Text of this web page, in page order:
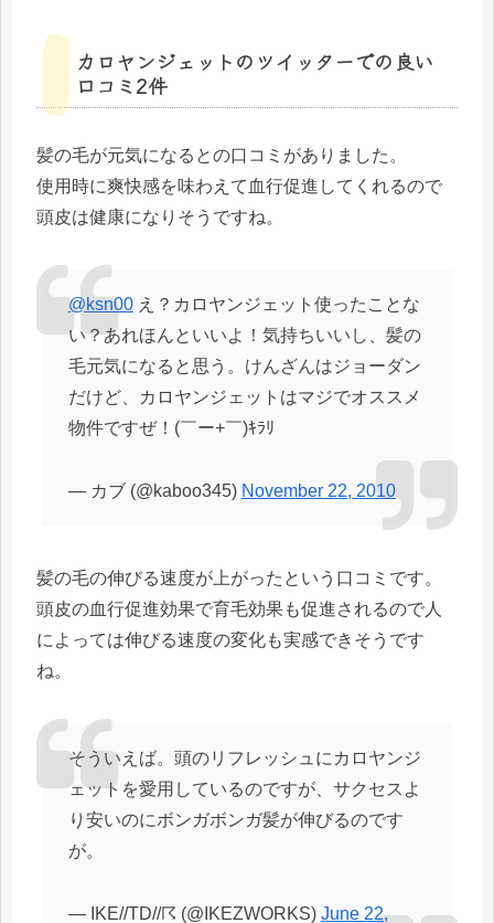
カロヤンジェットのツイッターでの良い
口コミ2件
髪の毛が元気になるとの口コミがありました。
使用時に爽快感を味わえて血行促進してくれるので
頭皮は健康になりそうですね。
@ksn00え？カロヤンジェット使ったことな
い？あれほんといいよ！気持ちいいし、髪の
毛元気になると思う。けんざんはジョーダン
だけど、カロヤンジェットはマジでオススメ
物件ですぜ！(￣ー+￣)ｷﾗﾘ
— カブ (@kaboo345) November 22, 2010
髪の毛の伸びる速度が上がったという口コミです。
頭皮の血行促進効果で育毛効果も促進されるので人
によっては伸びる速度の変化も実感できそうです
ね。
そういえば。頭のリフレッシュにカロヤンジ
ェットを愛用しているのですが、サクセスよ
り安いのにボンガボンガ髪が伸びるのです
が。
— IKE//TD//☈ (@IKEZWORKS) June 22,